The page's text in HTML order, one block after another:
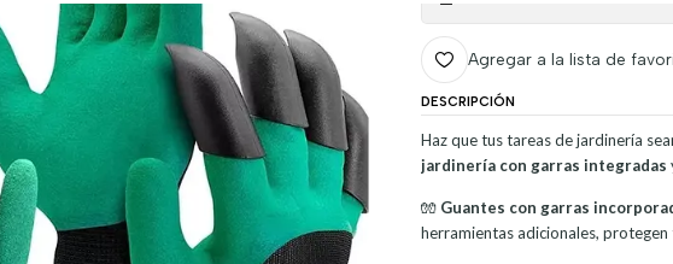
Agregar a la lista de
DESCRIPCIÓN
Haz que tus tareas de jardinería
jardinería con garras integradas
🧤 Guantes con garras
herramientas adicionales,